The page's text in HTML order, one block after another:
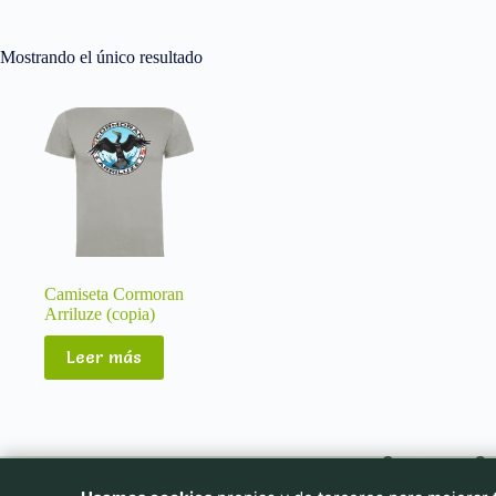
Mostrando el único resultado
Camiseta Cormoran
Arriluze (copia)
Leer más